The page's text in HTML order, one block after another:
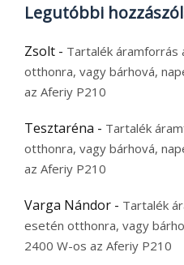
Legutóbbi
Zsolt - Tartalék áramforrás
otthonra, vagy bárhová,
az Aferiy P210
Tesztaréna - Tartalék
otthonra, vagy bárhová,
az Aferiy P210
Varga Nándor - Tartalék
esetén otthonra, vagy
2400 W-os az Aferiy P210